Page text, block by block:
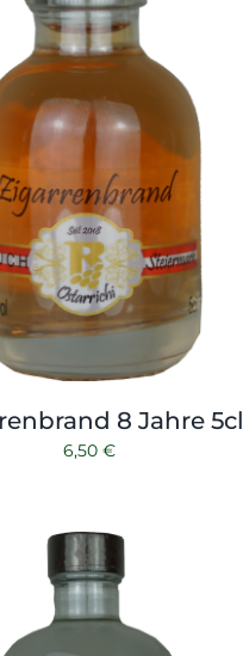
8 Jahre 5cl
6,50 €